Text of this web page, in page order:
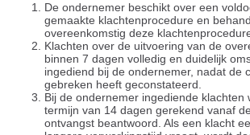
De ondernemer beschikt over een
gemaakte klachtenprocedure en
overeenkomstig deze
Klachten over de uitvoering van de
binnen 7 dagen volledig en duidelijk
ingediend bij de ondernemer, nadat de
gebreken heeft geconstateerd.
Bij de ondernemer ingediende klachten
termijn van 14 dagen gerekend vanaf
ontvangst beantwoord. Als een klacht